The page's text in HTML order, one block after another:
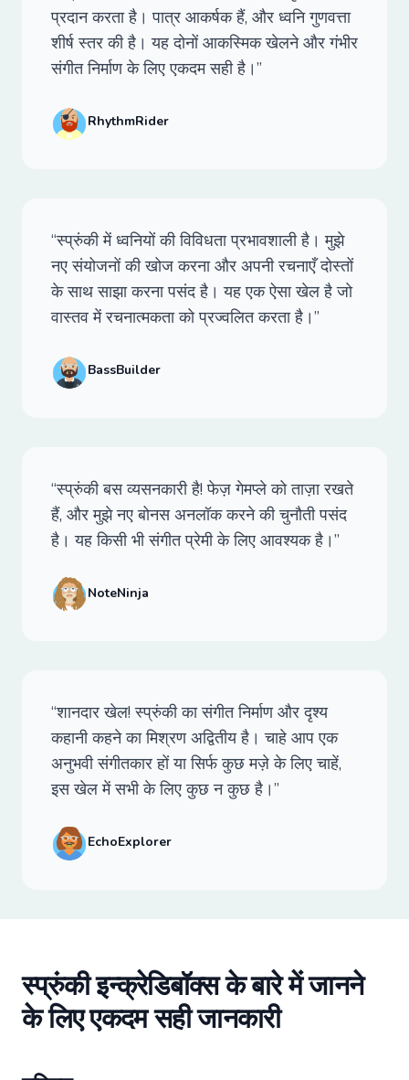
प्रदान करता है। पात्र आकर्षक हैं, और ध्वनि गुणवत्ता
शीर्ष स्तर की है। यह दोनों आकस्मिक खेलने और गंभीर
संगीत निर्माण के लिए एकदम सही है।”
RhythmRider
“स्प्रुंकी में ध्वनियों की विविधता प्रभावशाली है। मुझे
नए संयोजनों की खोज करना और अपनी रचनाएँ दोस्तों
के साथ साझा करना पसंद है। यह एक ऐसा खेल है जो
वास्तव में रचनात्मकता को प्रज्वलित करता है।”
BassBuilder
“स्प्रुंकी बस व्यसनकारी है! फेज़ गेमप्ले को ताज़ा रखते
हैं, और मुझे नए बोनस अनलॉक करने की चुनौती पसंद
है। यह किसी भी संगीत प्रेमी के लिए आवश्यक है।”
NoteNinja
“शानदार खेल! स्प्रुंकी का संगीत निर्माण और दृश्य
कहानी कहने का मिश्रण अद्वितीय है। चाहे आप एक
अनुभवी संगीतकार हों या सिर्फ कुछ मज़े के लिए चाहें,
इस खेल में सभी के लिए कुछ न कुछ है।”
EchoExplorer
स्प्रुंकी इन्क्रेडिबॉक्स के बारे में जानने
के लिए एकदम सही जानकारी